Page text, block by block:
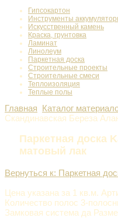
Гипсокартон
Инструменты
Искусственный камень
Краска, грунтовка
Ламинат
Линолеум
Паркетная доска
Строительные проекты
Строительные смеси
Теплоизоляция
Теплые полы
Главная Каталог
Скандинавская Береза
Паркетная доска
матовый лак
Вернуться к: Паркетная
Цена указана за 1 кв.м.
Количество полос 3-
Замковая система да